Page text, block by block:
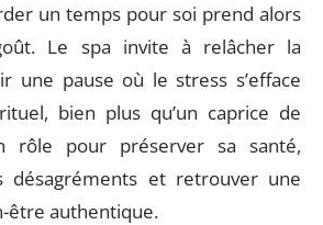
un temps pour soi prend alors
Le spa invite à relâcher la
une pause où le stress s’efface
bien plus qu’un caprice de
rôle pour préserver sa santé,
désagréments et retrouver une
être authentique.